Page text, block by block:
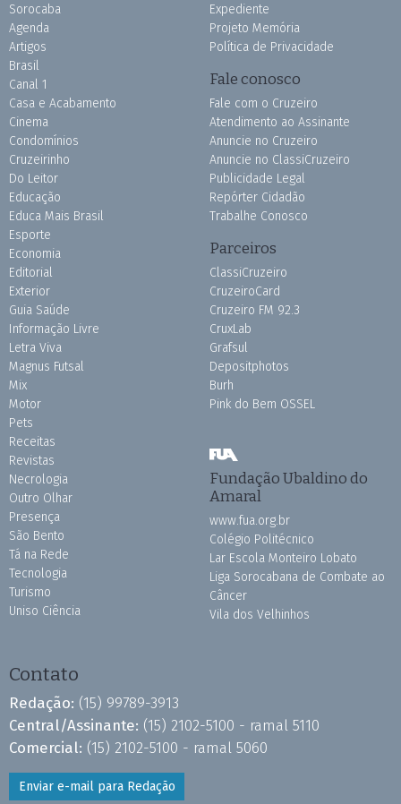
Sorocaba
Agenda
Artigos
Brasil
Canal 1
Casa e Acabamento
Cinema
Condomínios
Cruzeirinho
Do Leitor
Educação
Educa Mais Brasil
Esporte
Economia
Editorial
Exterior
Guia Saúde
Informação Livre
Letra Viva
Magnus Futsal
Mix
Motor
Pets
Receitas
Revistas
Necrologia
Outro Olhar
Presença
São Bento
Tá na Rede
Tecnologia
Turismo
Uniso Ciência
Expediente
Projeto Memória
Política de Privacidade
Fale conosco
Fale com o Cruzeiro
Atendimento ao Assinante
Anuncie no Cruzeiro
Anuncie no ClassiCruzeiro
Publicidade Legal
Repórter Cidadão
Trabalhe Conosco
Parceiros
ClassiCruzeiro
CruzeiroCard
Cruzeiro FM 92.3
CruxLab
Grafsul
Depositphotos
Burh
Pink do Bem OSSEL
Fundação Ubaldino do
Amaral
www.fua.org.br
Colégio Politécnico
Lar Escola Monteiro Lobato
Liga Sorocabana de Combate ao
Câncer
Vila dos Velhinhos
Contato
Redação: (15) 99789-3913
Central/Assinante: (15) 2102-5100 - ramal 5110
Comercial: (15) 2102-5100 - ramal 5060
Enviar e-mail para Redação